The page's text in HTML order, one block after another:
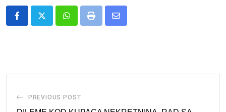
WhatsappPrint
Share
PREVIOUS POST